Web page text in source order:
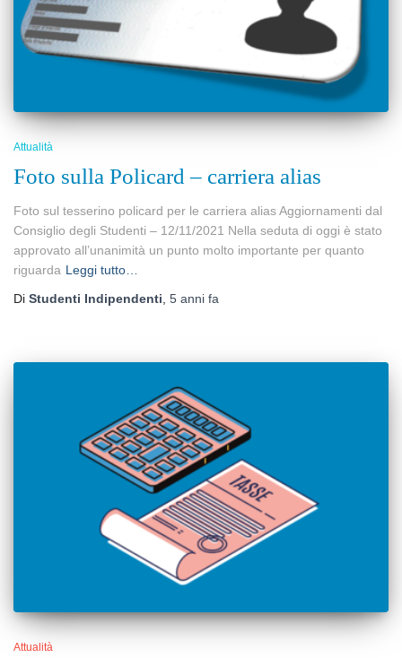
Attualità
Foto sulla Policard – carriera alias
Foto sul tesserino policard per le carriera alias Aggiornamenti dal
Consiglio degli Studenti – 12/11/2021 Nella seduta di oggi è stato
approvato all’unanimità un punto molto importante per quanto
riguarda Leggi tutto…
Di Studenti Indipendenti, 5 anni fa
Attualità